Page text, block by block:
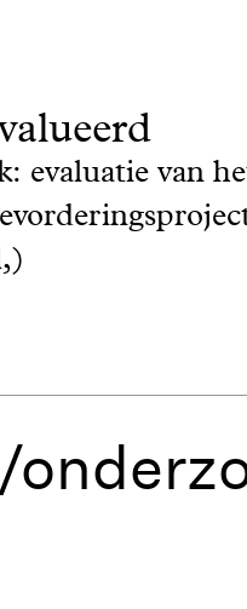
evaluatie van